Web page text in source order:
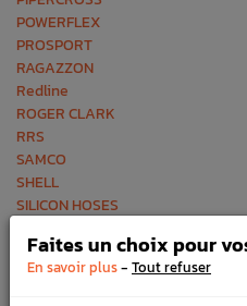
POWERFLEX
PROSPORT
RAGAZZON
Redline
ROGER CLARK
RRS
SAMCO
SHELL
SILICON HOSES
SNR
SPARCO
Faites un choix pour
En savoir plus- Tout refuser